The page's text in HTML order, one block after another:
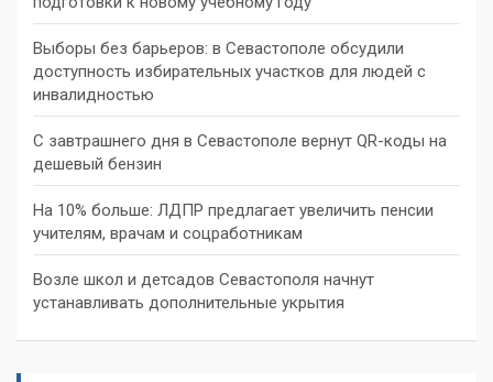
Выборы без барьеров: в Севастополе обсудили
доступность избирательных участков для людей с
инвалидностью
С завтрашнего дня в Севастополе вернут QR-коды на
дешевый бензин
На 10% больше: ЛДПР предлагает увеличить пенсии
учителям, врачам и соцработникам
Возле школ и детсадов Севастополя начнут
устанавливать дополнительные укрытия